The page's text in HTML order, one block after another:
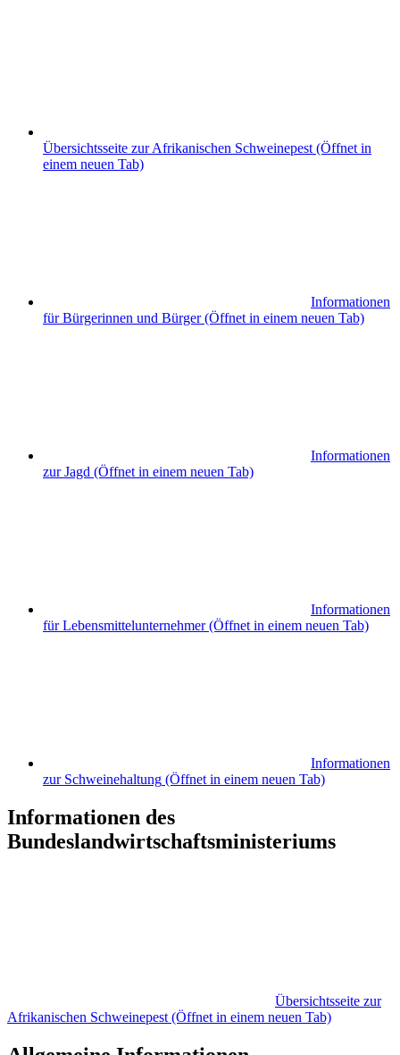
Übersichtsseite zur Afrikanischen Schweinepest (Öffnet in
einem neuen Tab)
Informationen
für Bürgerinnen und Bürger(Öffnet in einem neuen Tab)
Informationen
zur Jagd (Öffnet in einem neuen Tab)
Informationen
für Lebensmittelunternehmer(Öffnet in einem neuen Tab)
Informationen
zur Schweinehaltung (Öffnet in einem neuen Tab)
Informationen des
Bundeslandwirtschaftsministeriums
Übersichtsseite zur
Afrikanischen Schweinepest (Öffnet in einem neuen Tab)